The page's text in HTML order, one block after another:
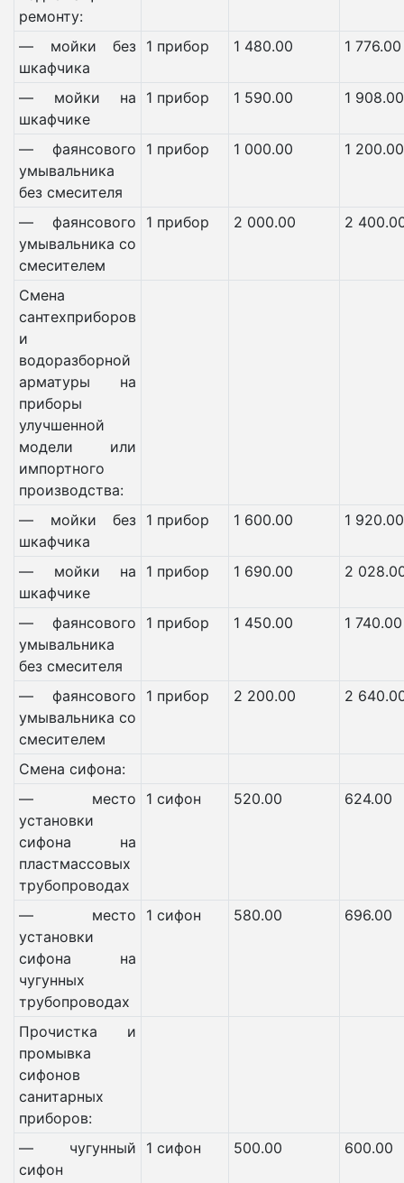
ремонту:
— мойки без
шкафчика
1 прибор 1 480.00 1 776.00
— мойки на
шкафчике
1 прибор 1 590.00 1 908.00
— фаянсового
умывальника
без смесителя
1 прибор 1 000.00 1 200.00
— фаянсового
умывальника со
смесителем
1 прибор 2 000.00 2
Смена
сантехприборов
и
водоразборной
арматуры на
приборы
улучшенной
модели или
импортного
производства:
— мойки без
шкафчика
1 прибор 1 600.00 1 920.00
— мойки на
шкафчике
1 прибор 1 690.00 2
— фаянсового
умывальника
без смесителя
1 прибор 1 450.00 1 740.00
— фаянсового
умывальника со
смесителем
1 прибор 2 200.00 2
Смена сифона:
— место
установки
сифона на
пластмассовых
трубопроводах
1 сифон 520.00 624.00
— место
установки
сифона на
чугунных
трубопроводах
1 сифон 580.00 696.00
Прочистка и
промывка
сифонов
санитарных
приборов:
— чугунный
сифон
1 сифон 500.00 600.00